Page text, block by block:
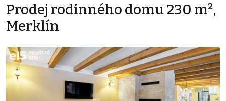
Prodej rodinného domu 230 m²,
Merklín